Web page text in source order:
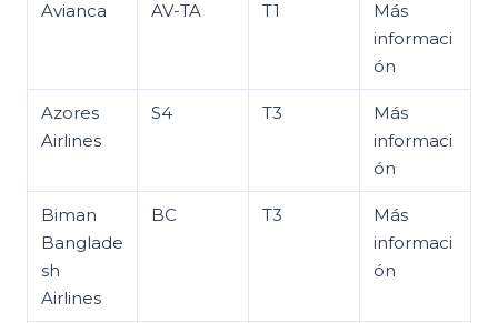
Avianca AV-TA T1
Más
informaci
ón
Azores
Airlines
S4 T3
Más
informaci
ón
Biman
Banglade
sh
Airlines
BC T3
Más
informaci
ón